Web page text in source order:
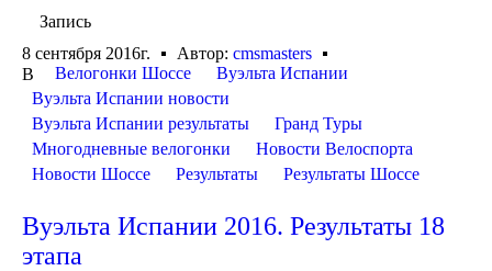
Запись
8 сентября 2016г.
Автор: cmsmasters
В
Велогонки Шоссе
Вуэльта Испании
Вуэльта Испании новости
Вуэльта Испании результаты
Гранд Туры
Многодневные велогонки
Новости Велоспорта
Новости Шоссе
Результаты Результаты Шоссе
Вуэльта Испании 2016. Результаты 18
этапа